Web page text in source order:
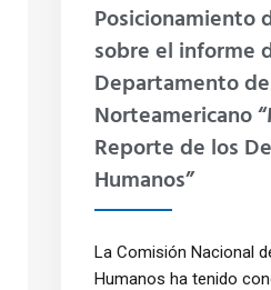
Posicionamiento
sobre el informe
Departamento
Norteamericano
Reporte de los
Humanos”
La Comisión Nacional
Humanos ha tenido